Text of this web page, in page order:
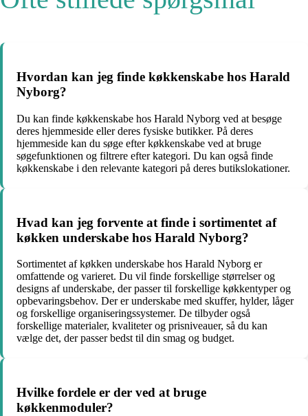
Hvordan kan jeg finde køkkenskabe hos Harald
Nyborg?
Du kan finde køkkenskabe hos Harald Nyborg ved at besøge
deres hjemmeside eller deres fysiske butikker. På deres
hjemmeside kan du søge efter køkkenskabe ved at bruge
søgefunktionen og filtrere efter kategori. Du kan også finde
køkkenskabe i den relevante kategori på deres butikslokationer.
Hvad kan jeg forvente at finde i sortimentet af
køkken underskabe hos Harald Nyborg?
Sortimentet af køkken underskabe hos Harald Nyborg er
omfattende og varieret. Du vil finde forskellige størrelser og
designs af underskabe, der passer til forskellige køkkentyper og
opbevaringsbehov. Der er underskabe med skuffer, hylder, låger
og forskellige organiseringssystemer. De tilbyder også
forskellige materialer, kvaliteter og prisniveauer, så du kan
vælge det, der passer bedst til din smag og budget.
Hvilke fordele er der ved at bruge
køkkenmoduler?